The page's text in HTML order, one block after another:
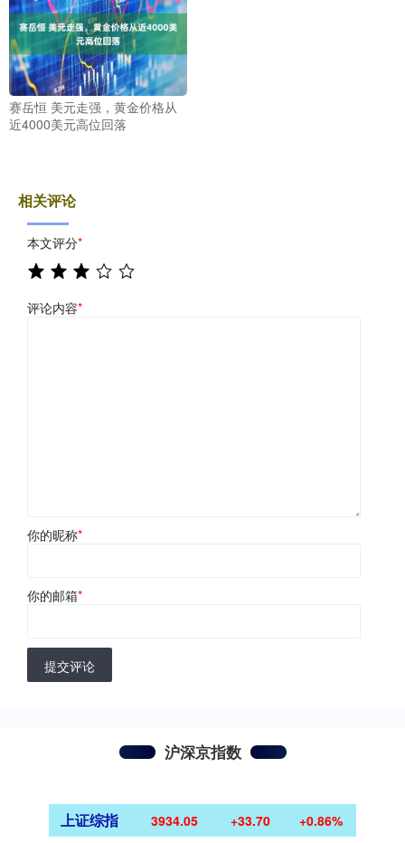
赛岳恒 美元走强，黄金价格从
近4000美元高位回落
相关评论
本文评分*
评论内容*
你的昵称*
你的邮箱*
提交评论
沪深京指数
上证综指 3934.05 +33.70 +0.86%